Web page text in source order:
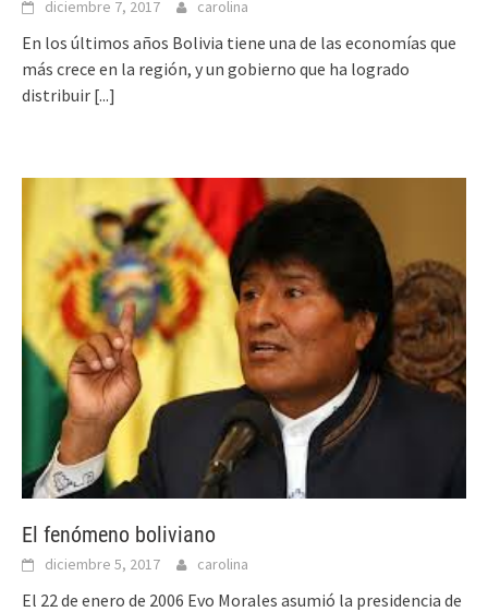
diciembre 7, 2017 carolina
En los últimos años Bolivia tiene una de las economías que
más crece en la región, y un gobierno que ha logrado
distribuir [...]
El fenómeno boliviano
diciembre 5, 2017 carolina
El 22 de enero de 2006 Evo Morales asumió la presidencia de